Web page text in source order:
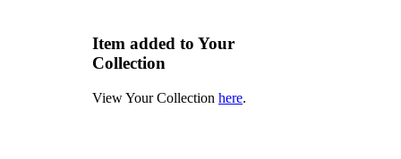
Item added to Your
Collection
View Your Collection here.